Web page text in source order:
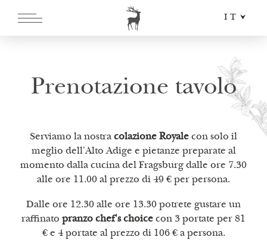
IT
EN
Prenotazione tavolo
Serviamo la nostra colazione Royale con solo il
meglio dell'Alto Adige e pietanze preparate al
momento dalla cucina del Fragsburg dalle ore 7.30
alle ore 11.00 al prezzo di 49 € per persona.
Dalle ore 12.30 alle ore 13.30 potrete gustare un
raffinato pranzo chef's choice con 3 portate per 81
€ e 4 portate al prezzo di 106 € a persona.